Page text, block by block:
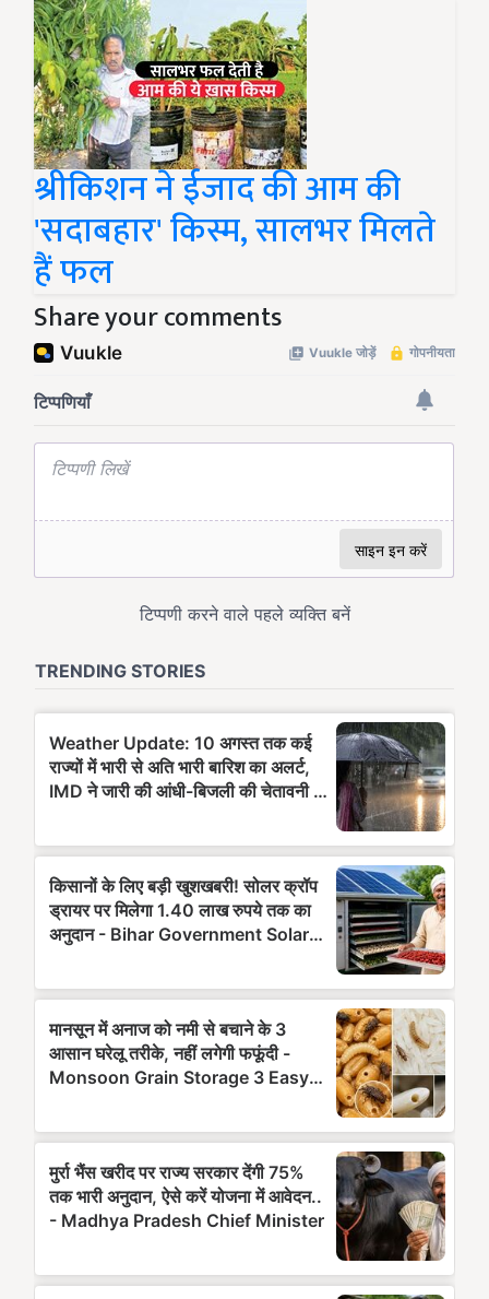
श्रीकिशन ने ईजाद की आम की
'सदाबहार' किस्म, सालभर मिलते
हैं फल
Share your comments